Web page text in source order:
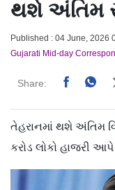
થશે અંતિમ
Published : 04 June, 2026
Gujarati Mid-day
Share:
તેહરાનમાં થશે અંતિમ
કરોડ લોકો હાજરી